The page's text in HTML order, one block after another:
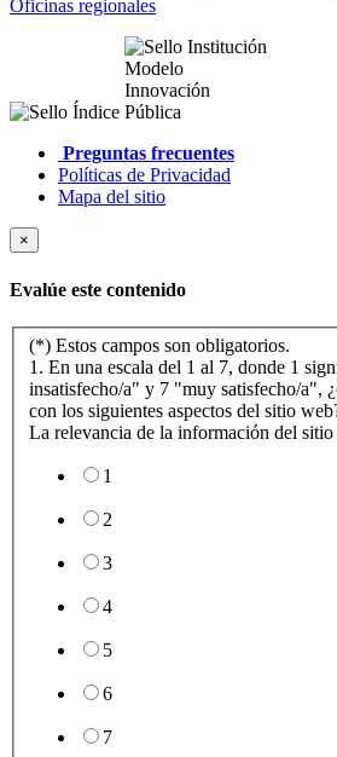
Oficinas regionales
Preguntas frecuentes
Políticas de Privacidad
Mapa del sitio
×
Evalúe este contenido
(*) Estos campos son obligatorios.
1. En una escala del 1 al 7, donde 1
insatisfecho/a" y 7 "muy satisfecho/a",
con los siguientes aspectos del sitio
La relevancia de la información del
1
2
3
4
5
6
7